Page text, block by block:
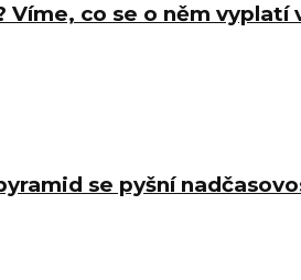
Víme, co se o něm
se pyšní